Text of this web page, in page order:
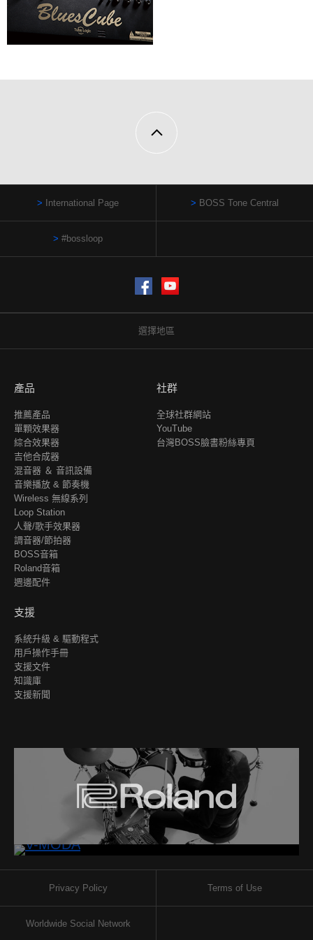
International Page BOSS Tone Central
#bossloop
FacebookYouTube
選擇地區
產品
推薦產品
單顆效果器
綜合效果器
吉他合成器
混音器 ＆ 音訊設備
音樂播放 & 節奏機
Wireless 無線系列
Loop Station
人聲/歌手效果器
調音器/節拍器
BOSS音箱
Roland音箱
週邊配件
社群
全球社群網站
YouTube
台灣BOSS臉書粉絲專頁
支援
系統升級 & 驅動程式
用戶操作手冊
支援文件
知識庫
支援新聞
Privacy Policy Terms of Use
Worldwide Social Network